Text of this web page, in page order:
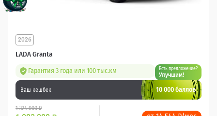
LADA Granta
2026
Гарантия 3 года или 100 тыс.км Есть предложение?
Улучшим!
Ваш кешбек 10 000 баллов
1 324 000 ₽